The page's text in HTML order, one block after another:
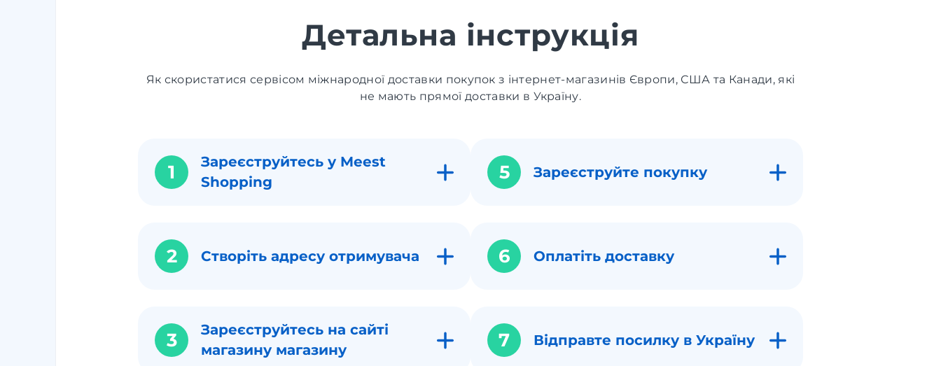
Детальна інструкція
Як скористатися сервісом міжнародної доставки покупок з інтернет-магазинів Європи, США та Канади, які
не мають прямої доставки в Україну.
1
Зареєструйтесь у Meest
Shopping
2 Створіть адресу отримувача
3
Зареєструйтесь на сайті
магазину магазину
5 Зареєструйте покупку
6 Оплатіть доставку
7 Відправте посилку в Україну